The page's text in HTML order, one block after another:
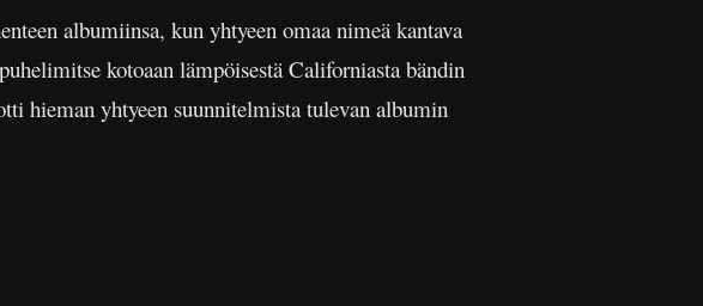
albumiinsa, kun yhtyeen omaa nimeä kantava
kotoaan lämpöisestä Californiasta bändin
hieman yhtyeen suunnitelmista tulevan albumin